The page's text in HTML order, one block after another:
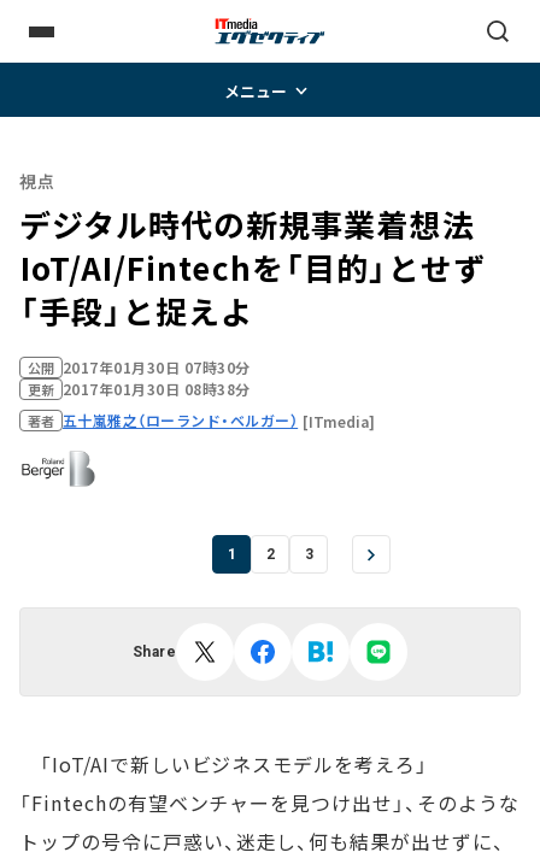
メニュー
視点
デジタル時代の新規事業着想法
――IoT/AI/Fintechを「目的」とせず
「手段」と捉えよ
公開 2017年01月30日 07時30分
更新 2017年01月30日 08時38分
著者 五十嵐雅之（ローランド・ベルガー） [ITmedia]
1 2 3
Share
「IoT/AIで新しいビジネスモデルを考えろ」
「Fintechの有望ベンチャーを見つけ出せ」、そのような
トップの号令に戸惑い、迷走し、何も結果が出せずに、